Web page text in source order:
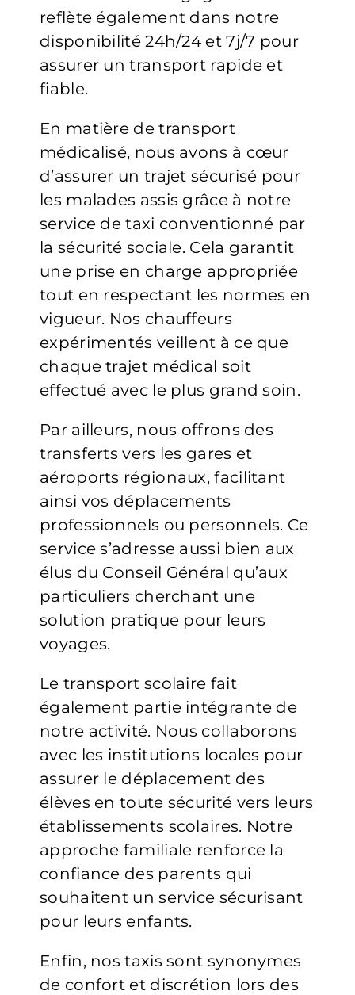
reflète également dans notre
disponibilité 24h/24 et 7j/7 pour
assurer un transport rapide et
fiable.
En matière de transport
médicalisé, nous avons à cœur
d’assurer un trajet sécurisé pour
les malades assis grâce à notre
service de taxi conventionné par
la sécurité sociale. Cela garantit
une prise en charge appropriée
tout en respectant les normes en
vigueur. Nos chauffeurs
expérimentés veillent à ce que
chaque trajet médical soit
effectué avec le plus grand soin.
Par ailleurs, nous offrons des
transferts vers les gares et
aéroports régionaux, facilitant
ainsi vos déplacements
professionnels ou personnels. Ce
service s’adresse aussi bien aux
élus du Conseil Général qu’aux
particuliers cherchant une
solution pratique pour leurs
voyages.
Le transport scolaire fait
également partie intégrante de
notre activité. Nous collaborons
avec les institutions locales pour
assurer le déplacement des
élèves en toute sécurité vers leurs
établissements scolaires. Notre
approche familiale renforce la
confiance des parents qui
souhaitent un service sécurisant
pour leurs enfants.
Enfin, nos taxis sont synonymes
de confort et discrétion lors des